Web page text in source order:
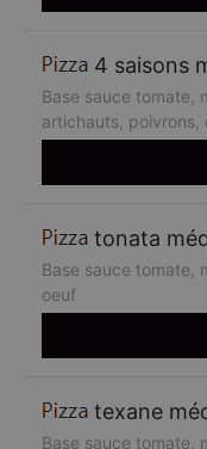
4 saisons
Base sauce tomate,
artichauts, poivrons,
tonata
Base sauce tomate,
oeuf
texane
Base sauce tomate,